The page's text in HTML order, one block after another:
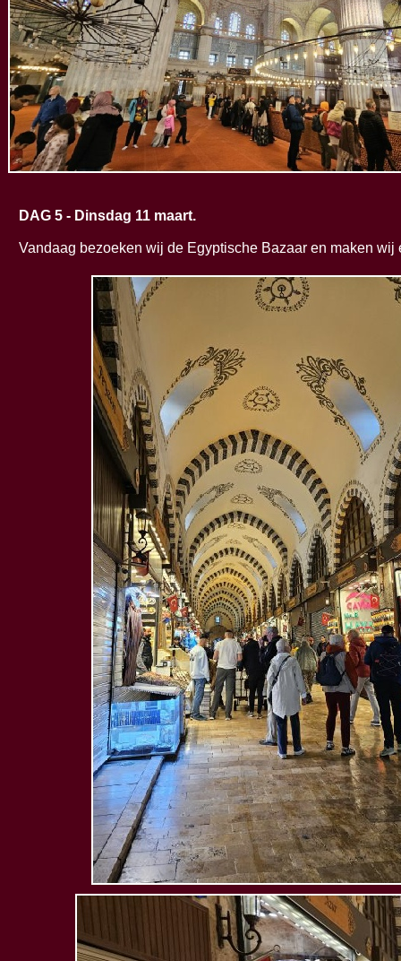
DAG 5 - Dinsdag 11 maart.
Vandaag bezoeken wij de Egyptische Bazaar en maken